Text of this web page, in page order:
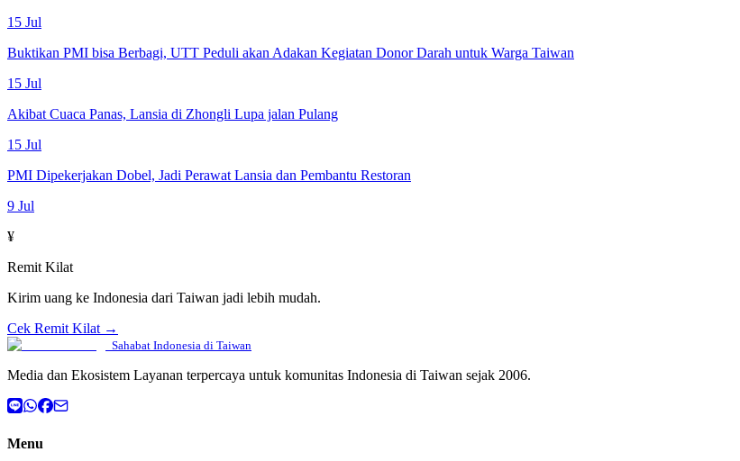
15 Jul
Buktikan PMI bisa Berbagi, UTT Peduli akan Adakan Kegiatan Donor Darah untuk Warga Taiwan
15 Jul
Akibat Cuaca Panas, Lansia di Zhongli Lupa jalan Pulang
15 Jul
PMI Dipekerjakan Dobel, Jadi Perawat Lansia dan Pembantu Restoran
9 Jul
¥
Remit Kilat
Kirim uang ke Indonesia dari Taiwan jadi lebih mudah.
Cek Remit Kilat →
Sahabat Indonesia di Taiwan
Media dan Ekosistem Layanan terpercaya untuk komunitas Indonesia di Taiwan sejak 2006.
Menu